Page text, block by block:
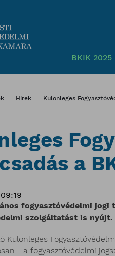
BKIK
Hírek Különleges
a
fogyasztóvédelmi jogi
szolgáltatást is nyújt.
Különleges
- a fogyasztóvédelmi